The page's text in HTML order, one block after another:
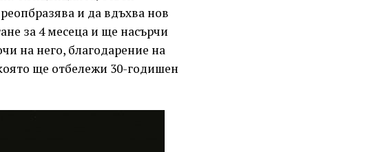
и да вдъхва нов
за 4 месеца и ще насърчи
на него, благодарение на
ще отбележи 30-годишен